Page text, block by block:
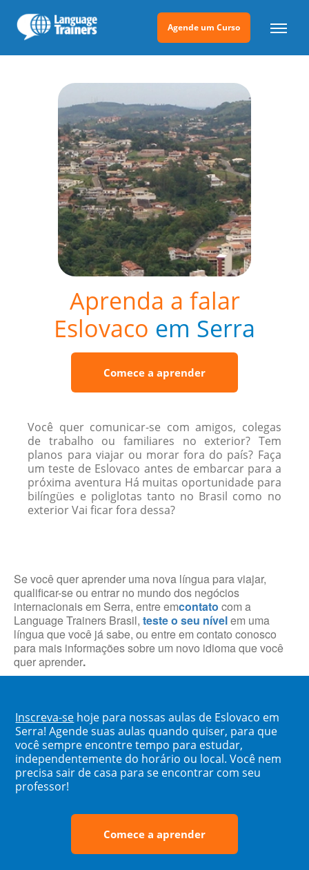
Agende um Curso
Aprenda a falar
Eslovaco em Serra
Comece a aprender
Você quer comunicar-se com amigos, colegas
de trabalho ou familiares no exterior? Tem
planos para viajar ou morar fora do país? Faça
um teste de Eslovaco antes de embarcar para a
próxima aventura Há muitas oportunidade para
bilíngües e poliglotas tanto no Brasil como no
exterior Vai ficar fora dessa?
Se você quer aprender uma nova língua para viajar,
qualificar-se ou entrar no mundo dos negócios
internacionais em Serra, entre emcontato com a
Language Trainers Brasil, teste o seu nívelem uma
língua que você já sabe, ou entre em contato conosco
para mais informações sobre um novo idioma que você
quer aprender.
Inscreva-se hoje para nossas aulas de Eslovaco em
Serra! Agende suas aulas quando quiser, para que
você sempre encontre tempo para estudar,
independentemente do horário ou local. Você nem
precisa sair de casa para se encontrar com seu
professor!
Comece a aprender